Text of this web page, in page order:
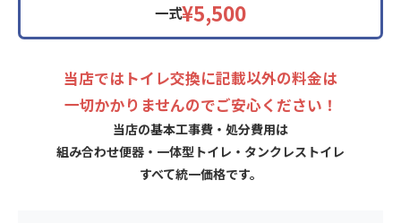
一式¥5,500
当店ではトイレ交換に記載以外の料金は
一切かかりませんのでご安心ください！
当店の基本工事費・処分費用は
組み合わせ便器・一体型トイレ・タンクレストイレ
すべて統一価格です。